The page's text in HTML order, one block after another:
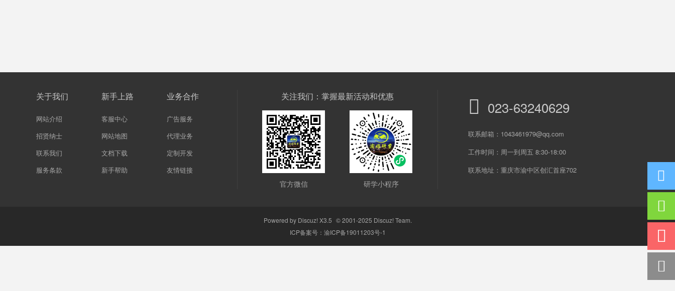
关于我们
网站介绍
招贤纳士
联系我们
服务条款
新手上路
客服中心
网站地图
文档下载
新手帮助
业务合作
广告服务
代理业务
定制开发
友情链接
关注我们：掌握最新活动和优惠
官方微信 研学小程序
023-63240629
联系邮箱：1043461979@qq.com
工作时间：周一到周五 8:30-18:00
联系地址：重庆市渝中区创汇首座702
Powered by Discuz! X3.5 © 2001-2025 Discuz! Team.
ICP备案号： 渝ICP备19011203号-1